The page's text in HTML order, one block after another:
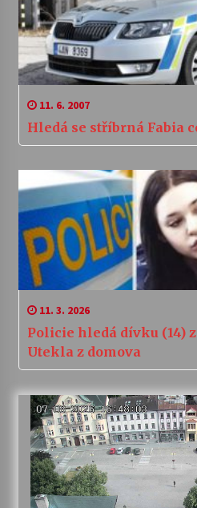
11. 6. 2007
Hledá se stříbrná Fabia
11. 3. 2026
Policie hledá dívku (14)
Utekla z domova